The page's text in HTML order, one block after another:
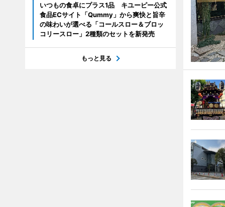
いつもの食卓にプラス1品 キユーピー公式
食品ECサイト「Qummy」から爽快と旨辛
の味わいが選べる「コールスロー＆ブロッ
コリースロー」2種類のセットを新発売
もっと見る